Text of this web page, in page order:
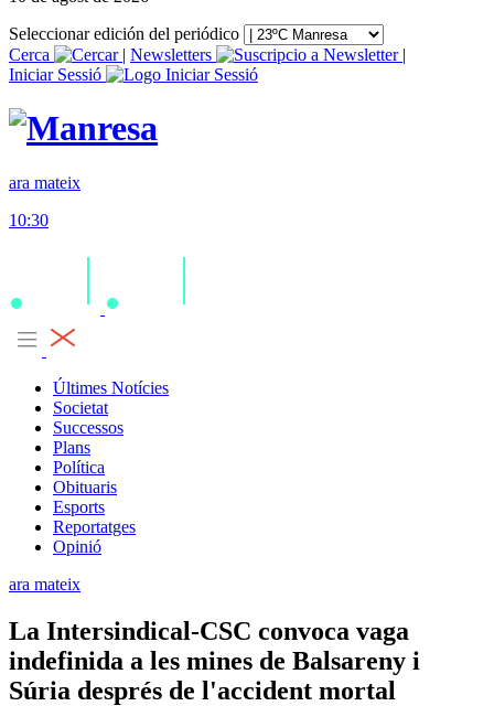
Seleccionar edición del periódico
Cerca
| Newsletters
|
Iniciar Sessió
ara mateix
10:30
Últimes Notícies
Societat
Successos
Plans
Política
Obituaris
Esports
Reportatges
Opinió
ara mateix
La Intersindical-CSC convoca vaga
indefinida a les mines de Balsareny i
Súria després de l'accident mortal